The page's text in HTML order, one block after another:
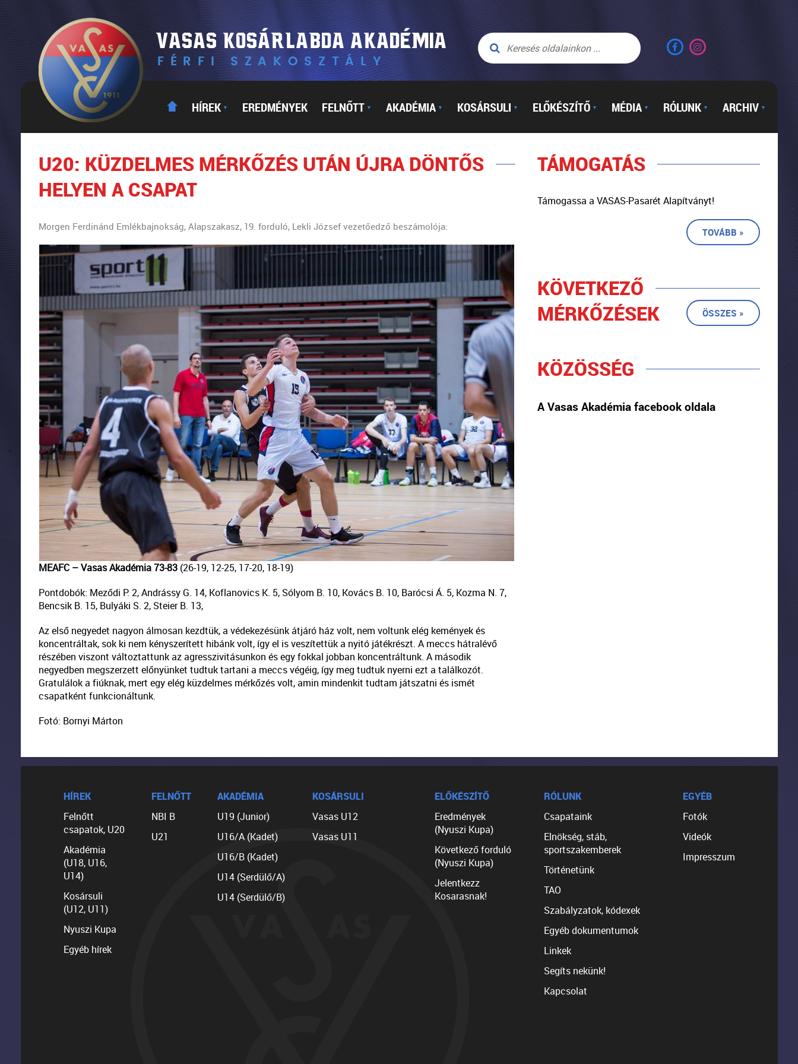
HÍREK ▼ EREDMÉNYEK FELNŐTT ▼ AKADÉMIA ▼ KOSÁRSULI ▼ ELŐKÉSZÍTŐ ▼ MÉDIA ▼ RÓLUNK ▼ ARCHIV ▼
U20: KÜZDELMES MÉRKŐZÉS UTÁN ÚJRA DÖNTŐS
HELYEN A CSAPAT
Morgen Ferdinánd Emlékbajnokság, Alapszakasz, 19. forduló, Lekli József vezetőedző beszámolója:
MEAFC – Vasas Akadémia 73-83 (26-19, 12-25, 17-20, 18-19)
Pontdobók: Meződi P. 2, Andrássy G. 14, Koflanovics K. 5, Sólyom B. 10, Kovács B. 10, Barócsi Á. 5, Kozma N. 7,
Bencsik B. 15, Bulyáki S. 2, Steier B. 13,
Az első negyedet nagyon álmosan kezdtük, a védekezésünk átjáró ház volt, nem voltunk elég kemények és
koncentráltak, sok ki nem kényszerített hibánk volt, így el is veszítettük a nyitó játékrészt. A meccs hátralévő
részében viszont változtattunk az agresszivitásunkon és egy fokkal jobban koncentráltunk. A második
negyedben megszerzett előnyünket tudtuk tartani a meccs végéig, így meg tudtuk nyerni ezt a találkozót.
Gratulálok a fiúknak, mert egy elég küzdelmes mérkőzés volt, amin mindenkit tudtam játszatni és ismét
csapatként funkcionáltunk.
Fotó: Bornyi Márton
TÁMOGATÁS
Támogassa a VASAS-Pasarét Alapítványt!
TOVÁBB »
KÖVETKEZŐ
MÉRKŐZÉSEK
ÖSSZES »
KÖZÖSSÉG
A Vasas Akadémia facebook oldala
HÍREK
Felnőtt
csapatok, U20
Akadémia
(U18, U16,
U14)
Kosársuli
(U12, U11)
Nyuszi Kupa
Egyéb hírek
FELNŐTT
NBI B
U21
AKADÉMIA
U19 (Junior)
U16/A (Kadet)
U16/B (Kadet)
U14 (Serdülő/A)
U14 (Serdülő/B)
KOSÁRSULI
Vasas U12
Vasas U11
ELŐKÉSZÍTŐ
Eredmények
(Nyuszi Kupa)
Következő forduló
(Nyuszi Kupa)
Jelentkezz
Kosarasnak!
RÓLUNK
Csapataink
Elnökség, stáb,
sportszakemberek
Történetünk
TAO
Szabályzatok, kódexek
Egyéb dokumentumok
Linkek
Segíts nekünk!
Kapcsolat
EGYÉB
Fotók
Videók
Impresszum